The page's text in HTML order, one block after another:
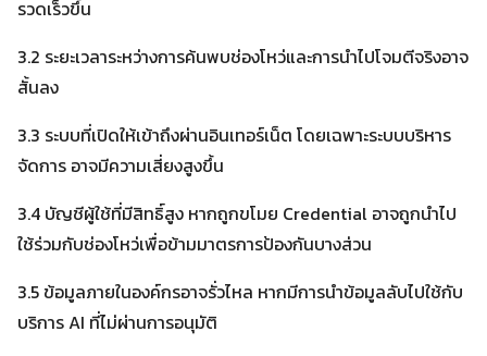
for:
Search
รวดเร็วขึ้น
3.2 ระยะเวลาระหว่างการค้นพบช่องโหว่และการนำไปโจมตีจริงอาจ
สั้นลง
3.3 ระบบที่เปิดให้เข้าถึงผ่านอินเทอร์เน็ต โดยเฉพาะระบบบริหาร
จัดการ อาจมีความเสี่ยงสูงขึ้น
3.4 บัญชีผู้ใช้ที่มีสิทธิ์สูง หากถูกขโมย Credential อาจถูกนำไป
ใช้ร่วมกับช่องโหว่เพื่อข้ามมาตรการป้องกันบางส่วน
3.5 ข้อมูลภายในองค์กรอาจรั่วไหล หากมีการนำข้อมูลลับไปใช้กับ
บริการ AI ที่ไม่ผ่านการอนุมัติ